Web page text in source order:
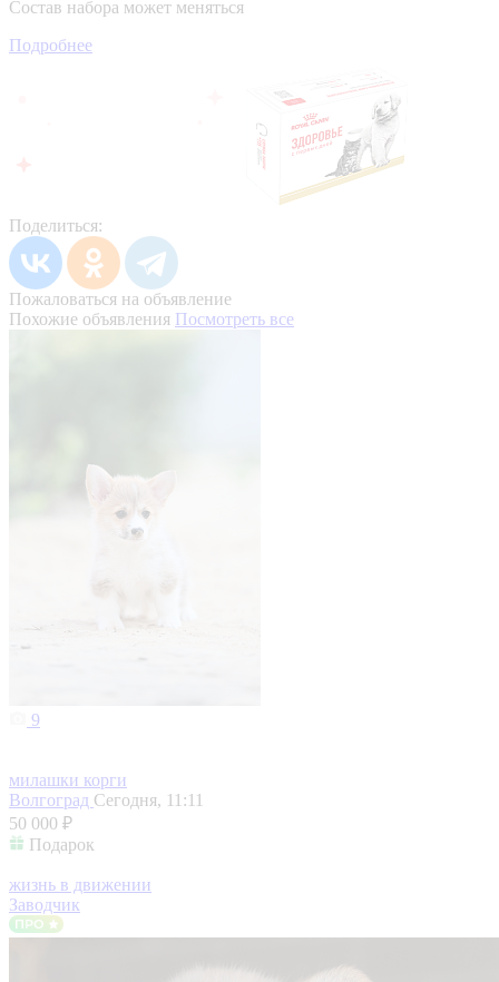
Состав набора может меняться
Подробнее
Поделиться:
Пожаловаться на объявление
Похожие объявления Посмотреть все
9
милашки корги
Волгоград Сегодня, 11:11
50 000 ₽
Подарок
жизнь в движении
Заводчик